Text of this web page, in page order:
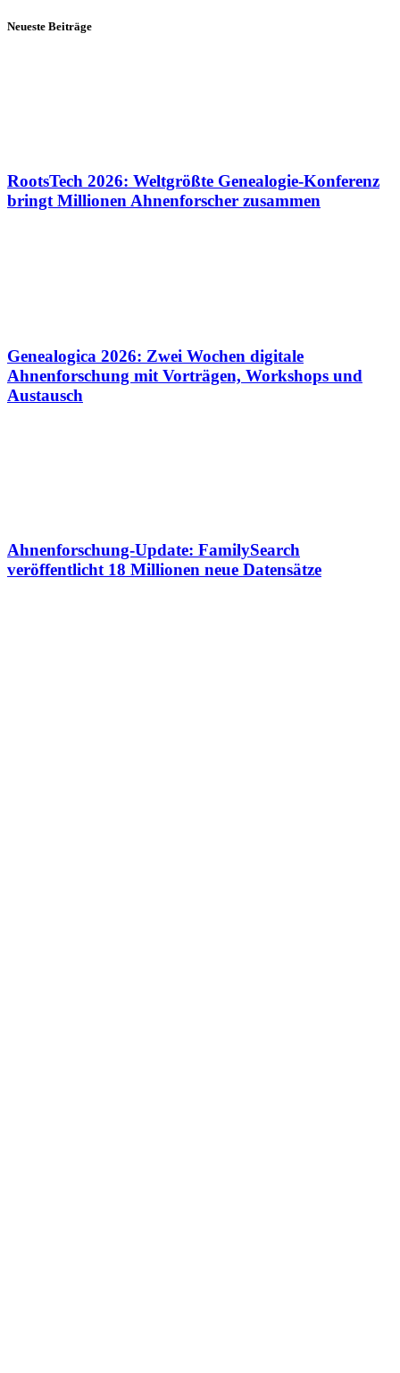
Neueste Beiträge
RootsTech 2026: Weltgrößte Genealogie-Konferenz
bringt Millionen Ahnenforscher zusammen
Genealogica 2026: Zwei Wochen digitale
Ahnenforschung mit Vorträgen, Workshops und
Austausch
Ahnenforschung-Update: FamilySearch
veröffentlicht 18 Millionen neue Datensätze